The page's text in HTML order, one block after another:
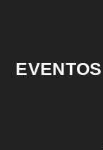
EVENTOS